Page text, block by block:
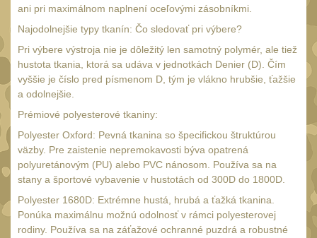
Chrániče sluchu7
Ostatní
DOPLŇKY(398)
Ramenní popruhy a
vycpávky 10
Karabiny a přezky75
Kroužky, šňůrky,
koncovky25
Nášivky
Samonavíjecí držáky1
ani pri maximálnom naplnení oceľovými zásobníkmi.
Najodolnejšie typy tkanín: Čo sledovať pri výbere?
Pri výbere výstroja nie je dôležitý len samotný polymér, ale tiež
hustota tkania, ktorá sa udáva v jednotkách Denier (D). Čím
vyššie je číslo pred písmenom D, tým je vlákno hrubšie, ťažšie
a odolnejšie.
Prémiové polyesterové tkaniny:
Polyester Oxford: Pevná tkanina so špecifickou štruktúrou
väzby. Pre zaistenie nepremokavosti býva opatrená
polyuretánovým (PU) alebo PVC nánosom. Používa sa na
stany a športové vybavenie v hustotách od 300D do 1800D.
Polyester 1680D: Extrémne hustá, hrubá a ťažká tkanina.
Ponúka maximálnu možnú odolnosť v rámci polyesterovej
rodiny. Používa sa na záťažové ochranné puzdrá a robustné